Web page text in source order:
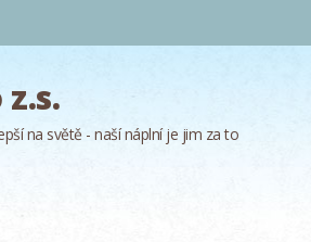
na světě - naší náplní je jim za to